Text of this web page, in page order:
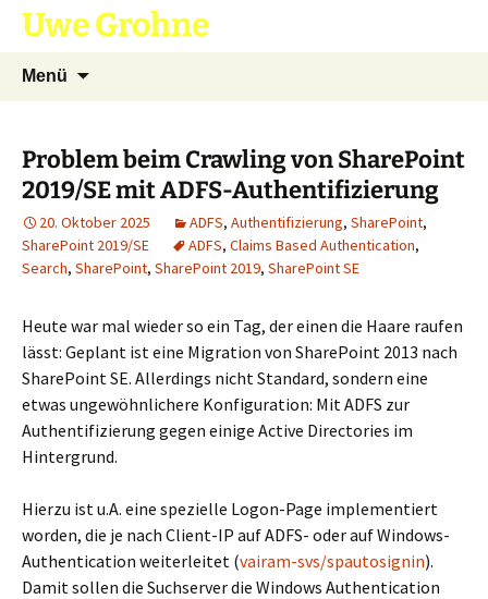
Zum
Inhalt
springen
Uwe Grohne
Menü
Problem beim Crawling von SharePoint
2019/SE mit ADFS-Authentifizierung
20. Oktober 2025 ADFS, Authentifizierung, SharePoint,
SharePoint 2019/SE
ADFS, Claims Based Authentication,
Search, SharePoint, SharePoint 2019, SharePoint SE
Heute war mal wieder so ein Tag, der einen die Haare raufen
lässt: Geplant ist eine Migration von SharePoint 2013 nach
SharePoint SE. Allerdings nicht Standard, sondern eine
etwas ungewöhnlichere Konfiguration: Mit ADFS zur
Authentifizierung gegen einige Active Directories im
Hintergrund.
Hierzu ist u.A. eine spezielle Logon-Page implementiert
worden, die je nach Client-IP auf ADFS- oder auf Windows-
Authentication weiterleitet (vairam-svs/spautosignin).
Damit sollen die Suchserver die Windows Authentication